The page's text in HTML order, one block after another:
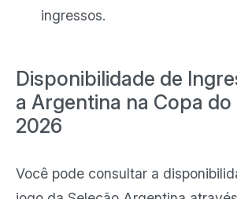
ingressos.
Disponibilidade de
a Argentina na Copa
2026
Você pode consultar a